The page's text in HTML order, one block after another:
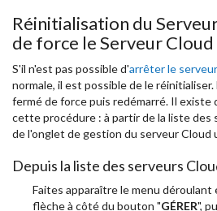
Réinitialisation du
de force le Serveur
S'il n'est pas possible d'arrêter le
normale, il est possible de le
fermé de force puis redémarré. Il
cette procédure : à partir de la liste des
de l'onglet de gestion du serveur Cloud
Depuis la liste des serveurs
Faites apparaître le menu déroulant
flèche à côté du bouton "GÉRER",